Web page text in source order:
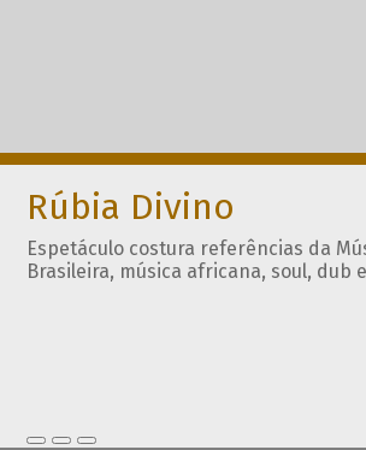
Rúbia Divino
Espetáculo costura referências da
Brasileira, música africana, soul, dub